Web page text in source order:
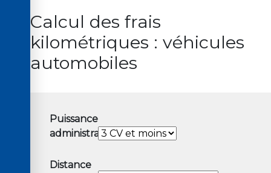
Calcul des frais
kilométriques : véhicules
automobiles
Puissance
administrative
Distance